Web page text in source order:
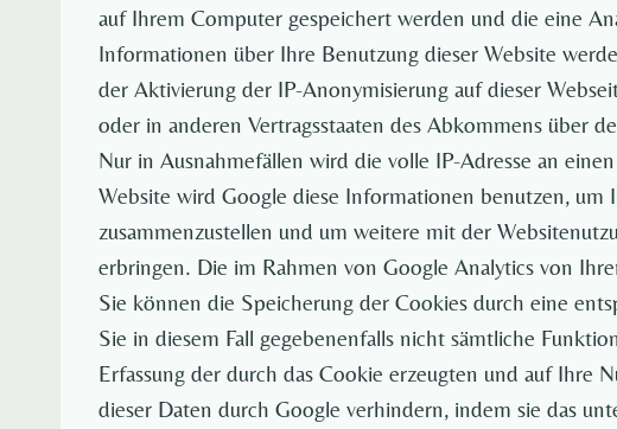
auf Ihrem Computer gespeichert werden und die eine
Informationen über Ihre Benutzung dieser Website
der Aktivierung der IP-Anonymisierung auf dieser
oder in anderen Vertragsstaaten des Abkommens über
Nur in Ausnahmefällen wird die volle IP-Adresse an
Website wird Google diese Informationen benutzen, um
zusammenzustellen und um weitere mit der
erbringen. Die im Rahmen von Google Analytics von
Sie können die Speicherung der Cookies durch eine
Sie in diesem Fall gegebenenfalls nicht sämtliche
Erfassung der durch das Cookie erzeugten und auf Ihre
dieser Daten durch Google verhindern, indem sie das